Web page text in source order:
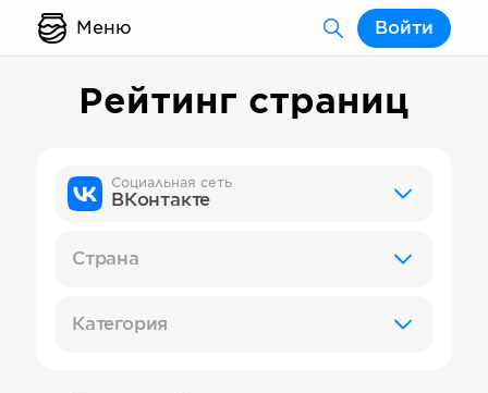
Меню Войти
Рейтинг страниц
Социальная сеть
ВКонтакте
Страна
Категория